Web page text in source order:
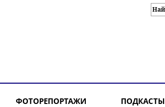
ФОТОРЕПОРТАЖИ ПОДКАСТЫ